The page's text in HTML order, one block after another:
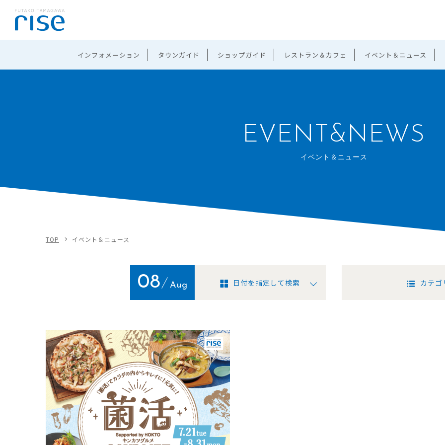
インフォメーション タウンガイド ショップガイド レストラン＆カフェ イベント＆ニュース
EVENT&NEWS
イベント＆ニュース
TOP イベント＆ニュース
08 Aug 日付を指定して検索 カテゴ